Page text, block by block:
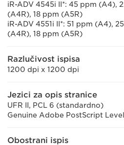
iR-ADV 4545i II*: 45 ppm (A4),
(A4R), 18 ppm (A5R)
iR-ADV 4551i II*: 51 ppm (A4),
(A4R), 18 ppm (A5R)
Razlučivost ispisa
1200 dpi x 1200 dpi
Jezici za opis stranice
UFR II, PCL 6 (standardno)
Genuine Adobe PostScript
Obostrani ispis